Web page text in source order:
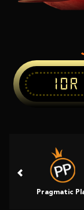
IDR
Pragmatic